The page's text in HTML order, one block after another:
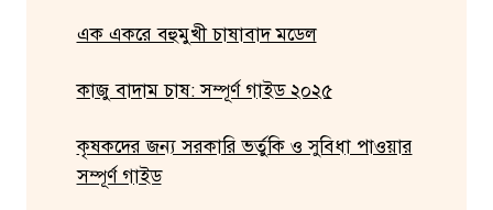
এক একরে বহুমুখী চাষাবাদ মডেল
কাজু বাদাম চাষ: সম্পূর্ণ গাইড ২০২৫
কৃষকদের জন্য সরকারি ভর্তুকি ও সুবিধা পাওয়ার
সম্পূর্ণ গাইড